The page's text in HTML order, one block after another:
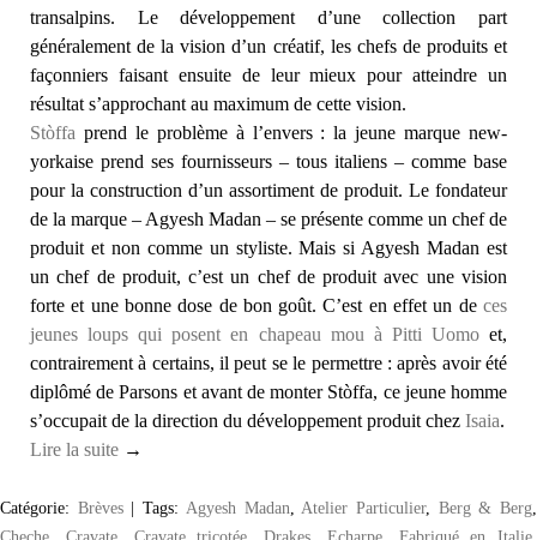
transalpins. Le développement d’une collection part
généralement de la vision d’un créatif, les chefs de produits et
façonniers faisant ensuite de leur mieux pour atteindre un
résultat s’approchant au maximum de cette vision.
Stòffa prend le problème à l’envers : la jeune marque new-
yorkaise prend ses fournisseurs – tous italiens – comme base
pour la construction d’un assortiment de produit. Le fondateur
de la marque – Agyesh Madan – se présente comme un chef de
produit et non comme un styliste. Mais si Agyesh Madan est
un chef de produit, c’est un chef de produit avec une vision
forte et une bonne dose de bon goût. C’est en effet un de ces
jeunes loups qui posent en chapeau mou à Pitti Uomoet,
contrairement à certains, il peut se le permettre : après avoir été
diplômé de Parsons et avant de monter Stòffa, ce jeune homme
s’occupait de la direction du développement produit chez Isaia.
Lire la suite →
Catégorie: Brèves |Tags: Agyesh Madan Atelier Particulier, Berg & Berg
Cheche
Cravate, Cravate tricotée Drakes Echarpe, Fabriqué en Italie